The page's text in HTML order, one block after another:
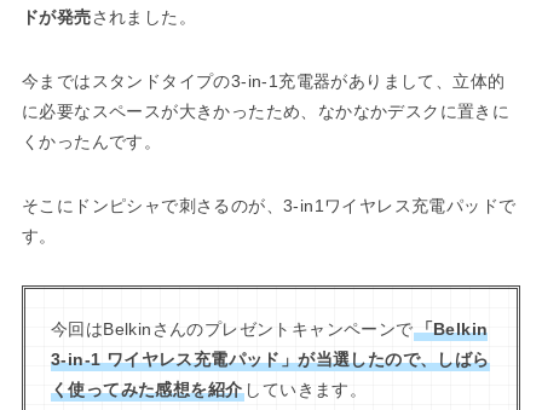
ドが発売されました。
今まではスタンドタイプの3-in-1充電器がありまして、立体的
に必要なスペースが大きかったため、なかなかデスクに置きに
くかったんです。
そこにドンピシャで刺さるのが、3-in1ワイヤレス充電パッドで
す。
今回はBelkinさんのプレゼントキャンペーンで「Belkin
3-in-1 ワイヤレス充電パッド」が当選したので、しばら
く使ってみた感想を紹介 していきます。